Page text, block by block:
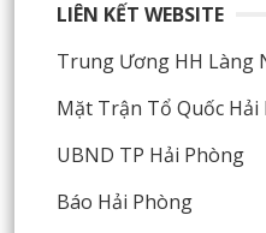
LIÊN KẾT WEBSITE
Trung Ương HH Làng
Mặt Trận Tổ Quốc Hải
UBND TP Hải Phòng
Báo Hải Phòng